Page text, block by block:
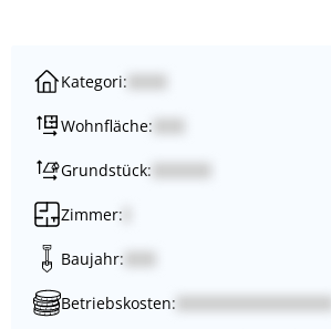
Kategori:
Wohnfläche:
Grundstück:
Zimmer:
Baujahr:
Betriebskosten: